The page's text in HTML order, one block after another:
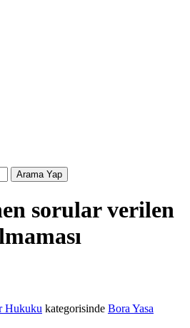
sorular verilen
Hukuku kategorisinde Bora Yasa